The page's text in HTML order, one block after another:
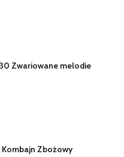
Zwariowane melodie
Zbożowy